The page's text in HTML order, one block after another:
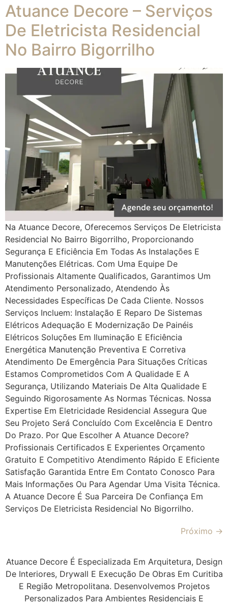
Atuance Decore – Serviços
De Eletricista Residencial
No Bairro Bigorrilho
Na Atuance Decore, Oferecemos Serviços De Eletricista
Residencial No Bairro Bigorrilho, Proporcionando
Segurança E Eficiência Em Todas As Instalações E
Manutenções Elétricas. Com Uma Equipe De
Profissionais Altamente Qualificados, Garantimos Um
Atendimento Personalizado, Atendendo Às
Necessidades Específicas De Cada Cliente. Nossos
Serviços Incluem: Instalação E Reparo De Sistemas
Elétricos Adequação E Modernização De Painéis
Elétricos Soluções Em Iluminação E Eficiência
Energética Manutenção Preventiva E Corretiva
Atendimento De Emergência Para Situações Críticas
Estamos Comprometidos Com A Qualidade E A
Segurança, Utilizando Materiais De Alta Qualidade E
Seguindo Rigorosamente As Normas Técnicas. Nossa
Expertise Em Eletricidade Residencial Assegura Que
Seu Projeto Será Concluído Com Excelência E Dentro
Do Prazo. Por Que Escolher A Atuance Decore?
Profissionais Certificados E Experientes Orçamento
Gratuito E Competitivo Atendimento Rápido E Eficiente
Satisfação Garantida Entre Em Contato Conosco Para
Mais Informações Ou Para Agendar Uma Visita Técnica.
A Atuance Decore É Sua Parceira De Confiança Em
Serviços De Eletricista Residencial No Bigorrilho.
Próximo →
Atuance Decore É Especializada Em Arquitetura, Design
De Interiores, Drywall E Execução De Obras Em Curitiba
E Região Metropolitana. Desenvolvemos Projetos
Personalizados Para Ambientes Residenciais E